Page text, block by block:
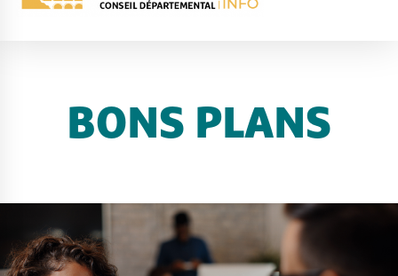
BONS PLANS